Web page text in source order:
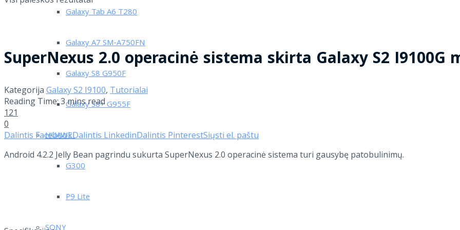
Galaxy Tab A6 T280
Galaxy A7 SM-A750FN
Galaxy S8 G950F
Galaxy S8+ G955F
HUAWEI
G300
P9 Lite
SuperNexus 2.0 operacinė sistema skirta Galaxy S2 I9100G
Kategorija Galaxy S2 I9100, Tutorialai
Reading Time: 3 mins read
121
0
Dalintis FacebookDalintis LinkedinDalintis PinterestSiųsti el. paštu
Android 4.2.2 Jelly Bean pagrindu sukurta SuperNexus 2.0 operacinė sistema turi gausybę patobulinimų.